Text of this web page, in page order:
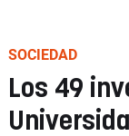
SOCIEDAD
Los 49